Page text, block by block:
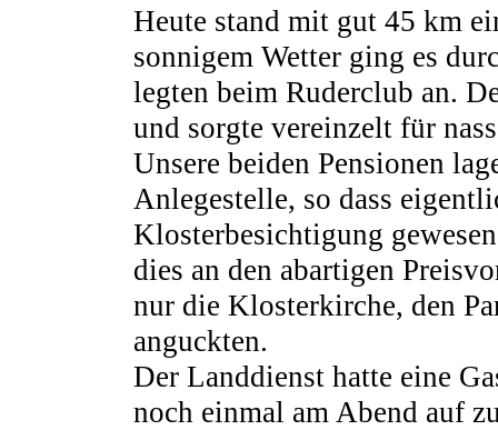
Heute stand mit gut 45 km
sonnigem Wetter ging es
legten beim Ruderclub an.
und sorgte vereinzelt für
Unsere beiden Pensionen
Anlegestelle, so dass
Klosterbesichtigung
dies an den abartigen
nur die Klosterkirche, den
anguckten.
Der Landdienst hatte eine
noch einmal am Abend auf